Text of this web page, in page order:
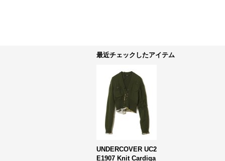
最近チェックしたアイテム
UNDERCOVER UC2
E1907 Knit Cardiga